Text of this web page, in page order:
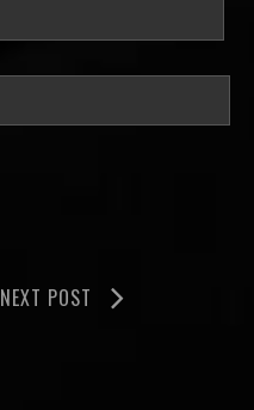
NEXT POST